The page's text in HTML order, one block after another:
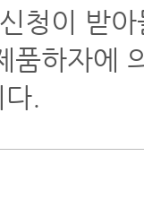
청이 받
품하자에
.